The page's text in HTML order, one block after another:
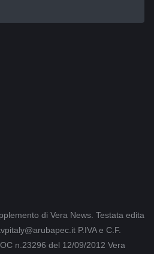
di Vera News. Testata edita
P.IVA e C.F.
n.23296 del 12/09/2012 Vera